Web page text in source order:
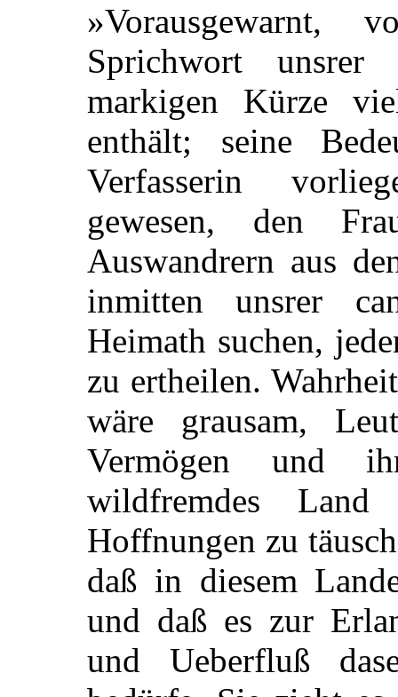
»Vorausgewarnt,
Sprichwort
markigen Kürze
enthält; seine
Verfasserin
gewesen, den
Auswandrern aus
inmitten unsrer
Heimath suchen,
zu ertheilen.
wäre grausam,
Vermögen und
wildfremdes
Hoffnungen zu
daß in diesem
und daß es zur
und Ueberfluß